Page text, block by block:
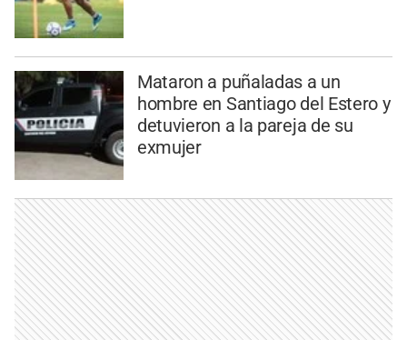
Mataron a puñaladas a un
hombre en Santiago del Estero y
detuvieron a la pareja de su
exmujer